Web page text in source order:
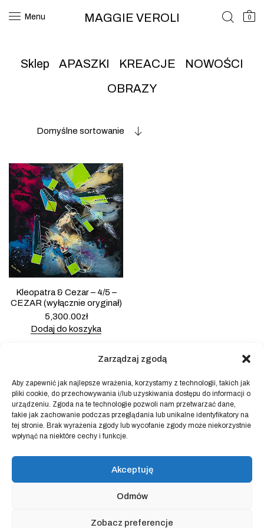
Zarządzaj zgodą
Aby zapewnić jak najlepsze wrażenia, korzystamy z technologii, takich jak
pliki cookie, do przechowywania i/lub uzyskiwania dostępu do informacji o
urządzeniu. Zgoda na te technologie pozwoli nam przetwarzać dane,
takie jak zachowanie podczas przeglądania lub unikalne identyfikatory na
tej stronie. Brak wyrażenia zgody lub wycofanie zgody może niekorzystnie
wpłynąć na niektóre cechy i funkcje.
Akceptuję
Odmów
Zobacz preferencje
Menu MAGGIE VEROLI 0
Sklep APASZKI KREACJE
NOWOŚCI
OBRAZY
Domyślne sortowanie
Kleopatra & Cezar – 4/5 –
CEZAR (wyłącznie oryginał)
5,300.00zł
Dodaj do koszyka
Powered byBlock Shop.
sklep
blog
kontakt
Regulamin sklepu internetowego